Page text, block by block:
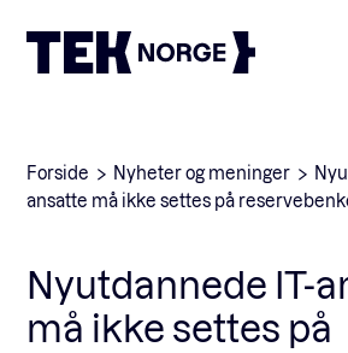
Om oss
Medlemskap
Nyheter
Møteplasser
POPULÆRE SØK:
Forside Nyheter og meninger
ansatte må ikke settes på
Nyutdannede IT-
må ikke settes på